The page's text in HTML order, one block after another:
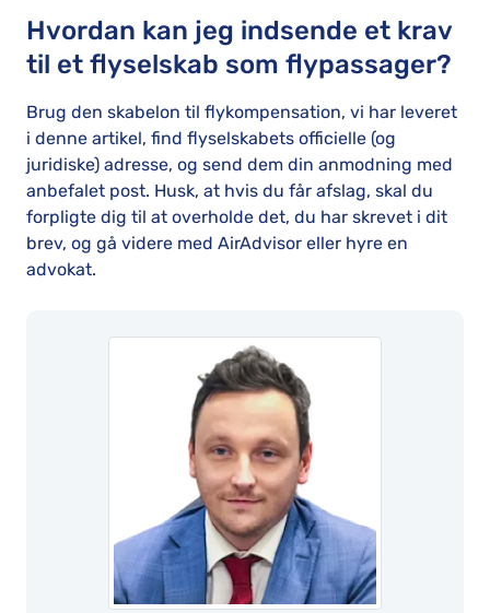
Hvordan kan jeg indsende et krav
til et flyselskab som flypassager?
Brug den skabelon til flykompensation, vi har leveret
i denne artikel, find flyselskabets officielle (og
juridiske) adresse, og send dem din anmodning med
anbefalet post. Husk, at hvis du får afslag, skal du
forpligte dig til at overholde det, du har skrevet i dit
brev, og gå videre med AirAdvisor eller hyre en
advokat.